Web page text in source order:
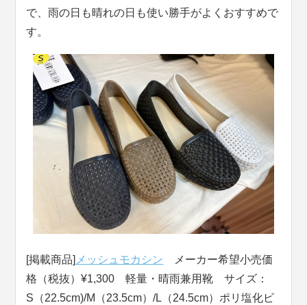
で、雨の日も晴れの日も使い勝手がよくおすすめで
す。
[掲載商品] メッシュモカシン メーカー希望小売価
格（税抜）¥1,300 軽量・晴雨兼用靴 サイズ：
S（22.5cm)/M（23.5cm）/L（24.5cm）ポリ塩化ビ